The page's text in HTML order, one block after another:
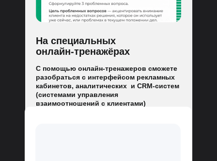
На специальных
онлайн-тренажёрах
С помощью онлайн-тренажеров сможете
разобраться с интерфейсом рекламных
кабинетов, аналитических и CRM-систем
(системами управления
взаимоотношений с клиентами)